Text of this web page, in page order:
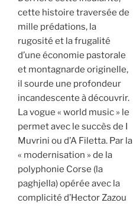
cette histoire traversée de
mille prédations, la
rugosité et la frugalité
d’une économie pastorale
et montagnarde originelle,
il sourde une profondeur
incandescente à découvrir.
La vogue « world music » le
permet avec le succès de I
Muvrini ou d’A Filetta. Par la
« modernisation » de la
polyphonie Corse (la
paghjella) opérée avec la
complicité d’Hector Zazou